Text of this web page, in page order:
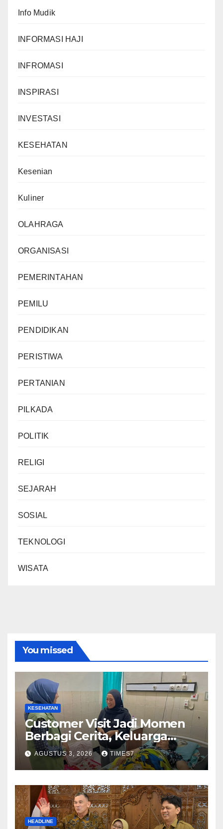
Info Mudik
INFORMASI HAJI
INFROMASI
INSPIRASI
INVESTASI
KESEHATAN
Kesenian
Kuliner
OLAHRAGA
ORGANISASI
PEMERINTAHAN
PEMILU
PENDIDIKAN
PERISTIWA
PERTANIAN
PILKADA
POLITIK
RELIGI
SEJARAH
SOSIAL
TEKNOLOGI
WISATA
You missed
KESEHATAN
Customer Visit Jadi Momen
Berbagi Cerita, Keluarga
Nurhayati Rasakan Manfaat
NyataProgram JKN
AGUSTUS 3, 2026 TIMES7
HEADLINE